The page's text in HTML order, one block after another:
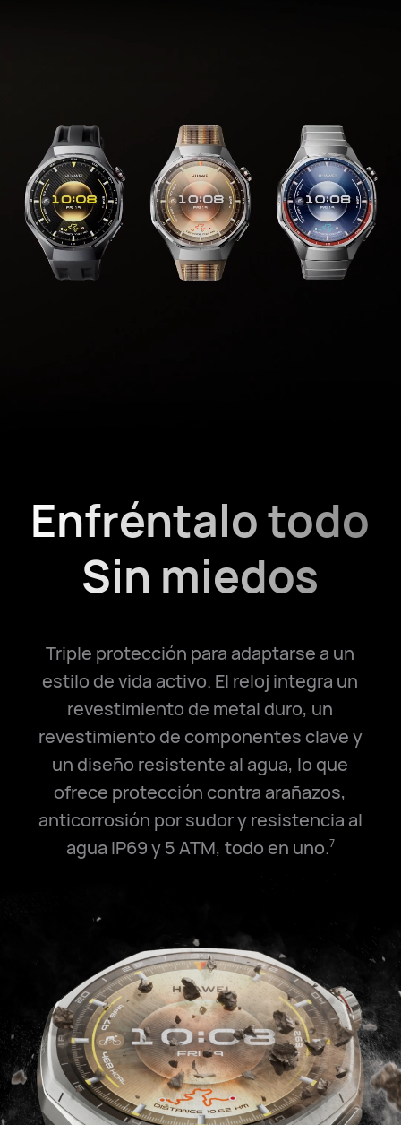
Enfréntalo todo
Sin miedos
Triple protección para adaptarse a un
estilo de vida activo. El reloj integra un
revestimiento de metal duro, un
revestimiento de componentes clave y
un diseño resistente al agua, lo que
ofrece protección contra arañazos,
anticorrosión por sudor y resistencia al
agua IP69 y 5⁠ ATM, todo en⁠ uno.7